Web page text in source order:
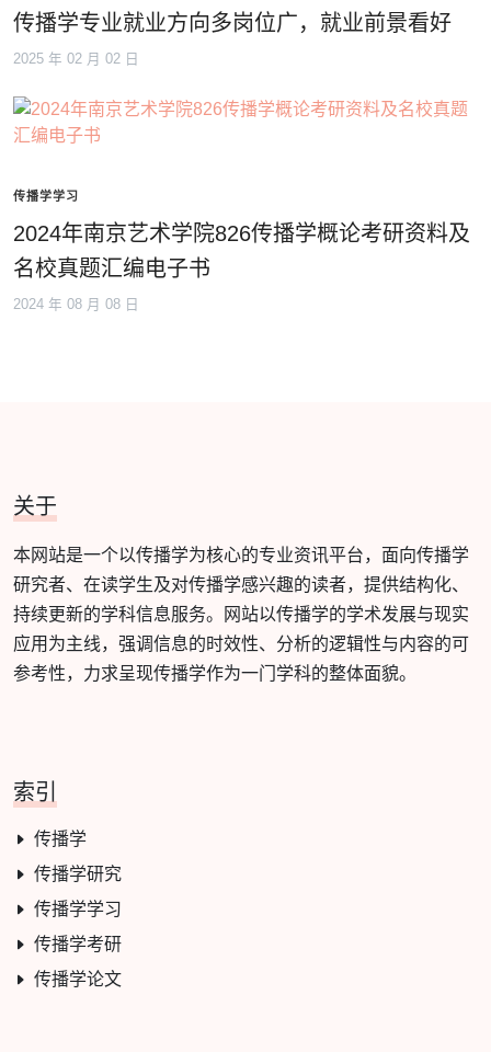
传播学专业就业方向多岗位广，就业前景看好
2025 年 02 月 02 日
传播学学习
2024年南京艺术学院826传播学概论考研资料及
名校真题汇编电子书
2024 年 08 月 08 日
关于
本网站是一个以传播学为核心的专业资讯平台，面向传播学
研究者、在读学生及对传播学感兴趣的读者，提供结构化、
持续更新的学科信息服务。网站以传播学的学术发展与现实
应用为主线，强调信息的时效性、分析的逻辑性与内容的可
参考性，力求呈现传播学作为一门学科的整体面貌。
索引
传播学
传播学研究
传播学学习
传播学考研
传播学论文